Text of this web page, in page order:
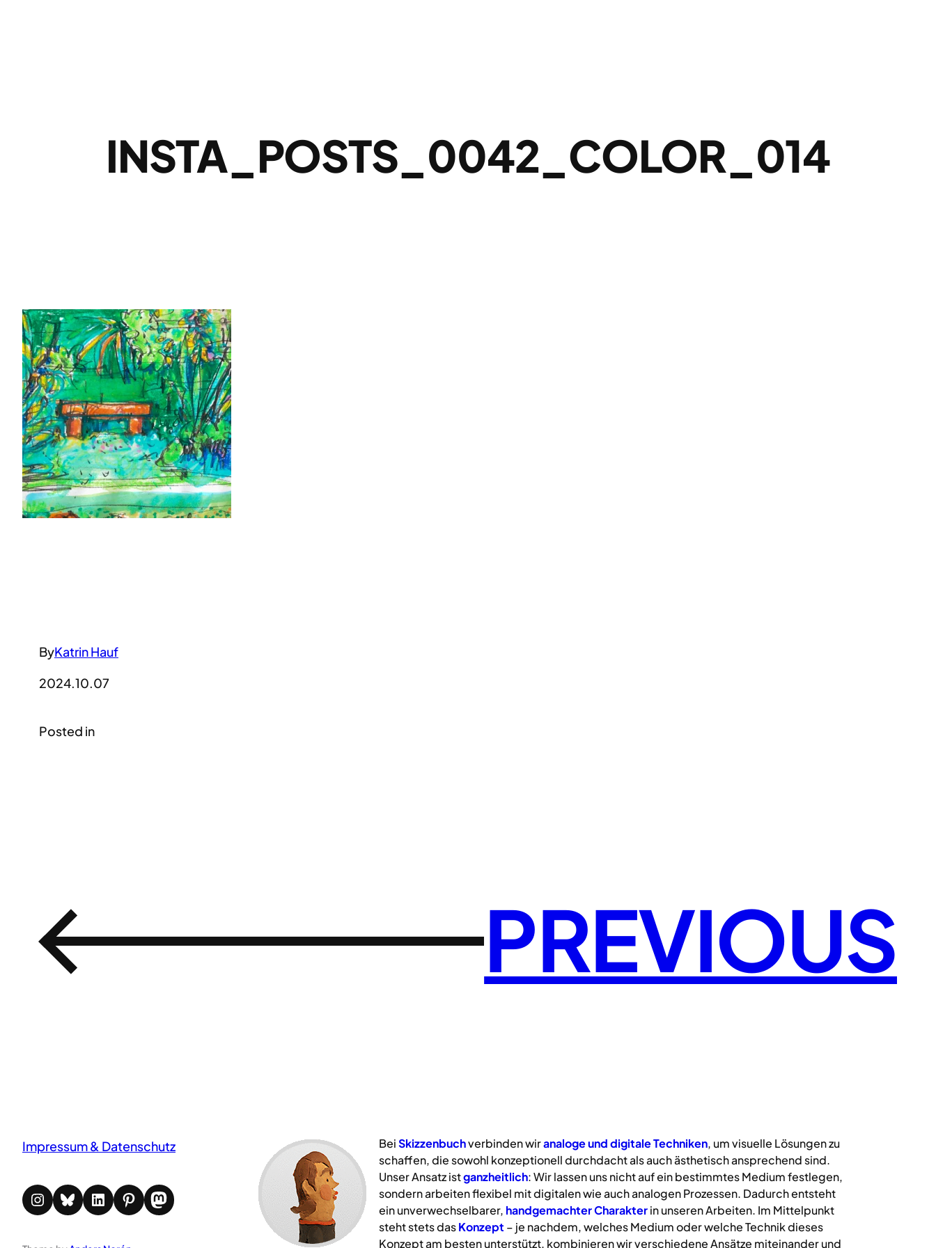
INSTA_POSTS_0042_COLOR_014
ByKatrin Hauf
2024.10.07
Posted in
← PREVIOUS
Impressum & Datenschutz
Instagram Bluesky LinkedIn Pinterest Mastodon
BeiSkizzenbuchverbinden wiranalogeunddigitaleTechniken, um visuelle Lösungen zu
schaffen, die sowohl konzeptionell durchdacht als auch ästhetisch ansprechend sind.
Unser Ansatz istganzheitlich: Wir lassen uns nicht auf ein bestimmtes Medium festlegen,
sondern arbeiten flexibel mit digitalen wie auch analogen Prozessen. Dadurch entsteht
ein unverwechselbarer, handgemachter Charakterin unseren Arbeiten. Im Mittelpunkt
steht stets dasKonzept – je nachdem, welches Medium oder welche Technik dieses
Konzept am besten unterstützt, kombinieren wir verschiedene Ansätze miteinander und